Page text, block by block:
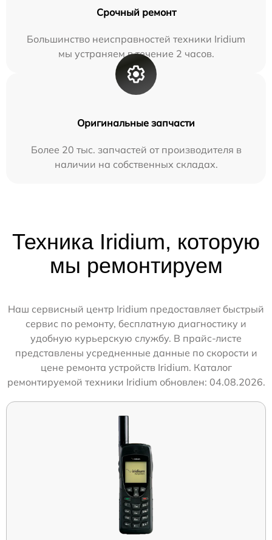
Срочный ремонт
Большинство неисправностей техники Iridium
мы устраняем в течение 2 часов.
Оригинальные запчасти
Более 20 тыс. запчастей от производителя в
наличии на собственных складах.
Техника Iridium, которую
мы ремонтируем
Наш сервисный центр Iridium предоставляет быстрый
сервис по ремонту, бесплатную диагностику и
удобную курьерскую службу. В прайс-листе
представлены усредненные данные по скорости и
цене ремонта устройств Iridium. Каталог
ремонтируемой техники Iridium обновлен: 04.08.2026.